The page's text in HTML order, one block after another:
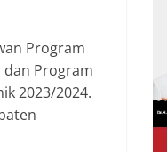
Program
dan Program
2023/2024.